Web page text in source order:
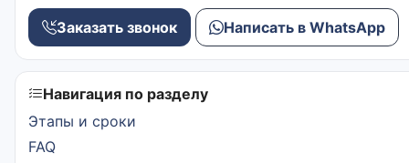
Заказать звонок Написать в WhatsApp
Навигация по разделу
Этапы и сроки
FAQ